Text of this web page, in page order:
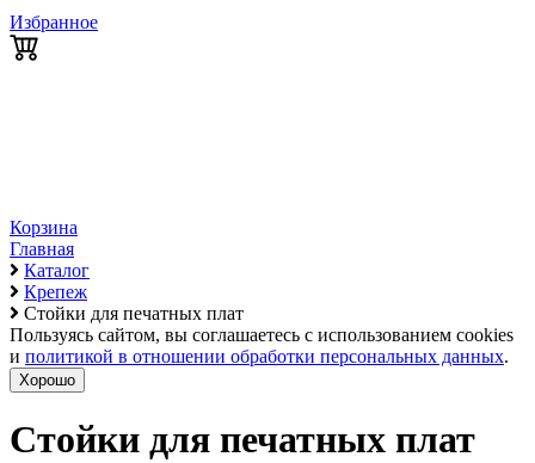
Избранное
Корзина
Главная
Каталог
Крепеж
Стойки для печатных плат
Пользуясь сайтом, вы соглашаетесь с использованием cookies
и политикой в отношении обработки персональных данных.
Хорошо
Стойки для печатных плат